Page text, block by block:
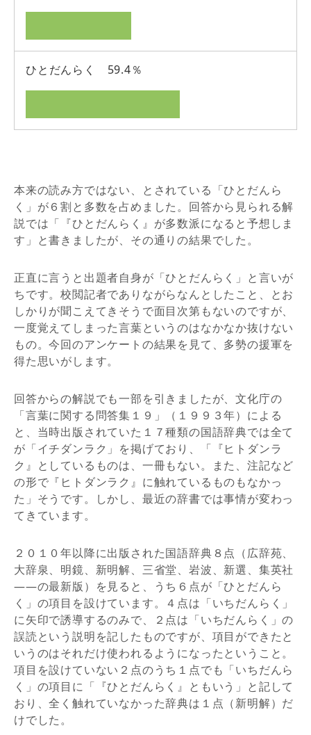
ひとだんらく 59.4％
本来の読み方ではない、とされている「ひとだんら
く」が６割と多数を占めました。回答から見られる解
説では「『ひとだんらく』が多数派になると予想しま
す」と書きましたが、その通りの結果でした。
正直に言うと出題者自身が「ひとだんらく」と言いが
ちです。校閲記者でありながらなんとしたこと、とお
しかりが聞こえてきそうで面目次第もないのですが、
一度覚えてしまった言葉というのはなかなか抜けない
もの。今回のアンケートの結果を見て、多勢の援軍を
得た思いがします。
回答からの解説でも一部を引きましたが、文化庁の
「言葉に関する問答集１９」（１９９３年）による
と、当時出版されていた１７種類の国語辞典では全て
が「イチダンラク」を掲げており、「『ヒトダンラ
ク』としているものは、一冊もない。また、注記など
の形で『ヒトダンラク』に触れているものもなかっ
た」そうです。しかし、最近の辞書では事情が変わっ
てきています。
２０１０年以降に出版された国語辞典８点（広辞苑、
大辞泉、明鏡、新明解、三省堂、岩波、新選、集英社
――の最新版）を見ると、うち６点が「ひとだんら
く」の項目を設けています。４点は「いちだんらく」
に矢印で誘導するのみで、２点は「いちだんらく」の
誤読という説明を記したものですが、項目ができたと
いうのはそれだけ使われるようになったということ。
項目を設けていない２点のうち１点でも「いちだんら
く」の項目に「『ひとだんらく』ともいう」と記して
おり、全く触れていなかった辞典は１点（新明解）だ
けでした。